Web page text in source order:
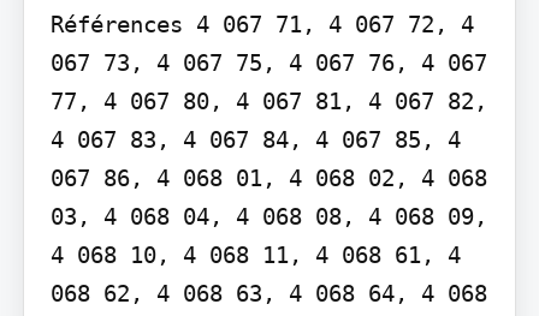
Références 4 067 71, 4 067 72, 4
067 73, 4 067 75, 4 067 76, 4 067
77, 4 067 80, 4 067 81, 4 067 82,
4 067 83, 4 067 84, 4 067 85, 4
067 86, 4 068 01, 4 068 02, 4 068
03, 4 068 04, 4 068 08, 4 068 09,
4 068 10, 4 068 11, 4 068 61, 4
068 62, 4 068 63, 4 068 64, 4 068